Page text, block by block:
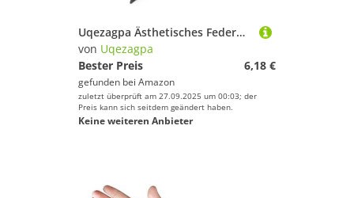
Uqezagpa Ästhetisches Federmäppchen, praktisches Federmäppchen, PU-Leder, große Kapazität, Tasche, Schulbedarf, Tasche, PU-Leder, praktisch, große Kapazität, Schwarz
von Uqezagpa
Bester Preis
6,18 €
gefunden bei Amazon
zuletzt überprüft am 27.09.2025 um 00:03; der
Preis kann sich seitdem geändert haben.
Keine weiteren Anbieter